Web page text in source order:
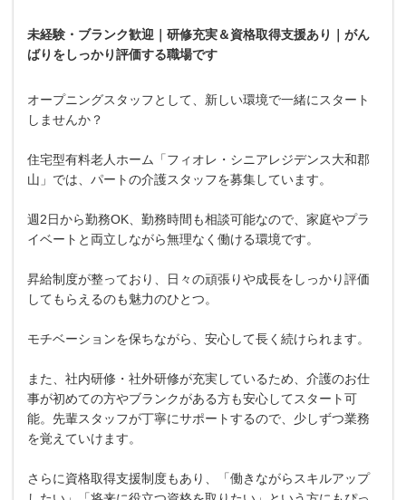
未経験・ブランク歓迎｜研修充実＆資格取得支援あり｜がん
ばりをしっかり評価する職場です
オープニングスタッフとして、新しい環境で一緒にスタート
しませんか？
住宅型有料老人ホーム「フィオレ・シニアレジデンス大和郡
山」では、パートの介護スタッフを募集しています。
週2日から勤務OK、勤務時間も相談可能なので、家庭やプラ
イベートと両立しながら無理なく働ける環境です。
昇給制度が整っており、日々の頑張りや成長をしっかり評価
してもらえるのも魅力のひとつ。
モチベーションを保ちながら、安心して長く続けられます。
また、社内研修・社外研修が充実しているため、介護のお仕
事が初めての方やブランクがある方も安心してスタート可
能。先輩スタッフが丁寧にサポートするので、少しずつ業務
を覚えていけます。
さらに資格取得支援制度もあり、「働きながらスキルアップ